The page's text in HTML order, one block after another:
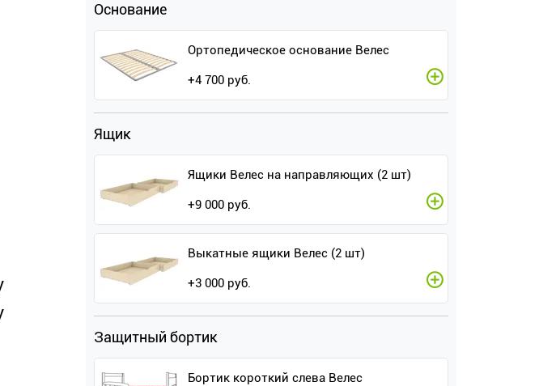
Основание
Ортопедическое основание Велес
+4 700 руб.
Ящик
Ящики Велес на направляющих (2 шт)
+9 000 руб.
Выкатные ящики Велес (2 шт)
+3 000 руб.
Защитный бортик
Бортик короткий слева Велес